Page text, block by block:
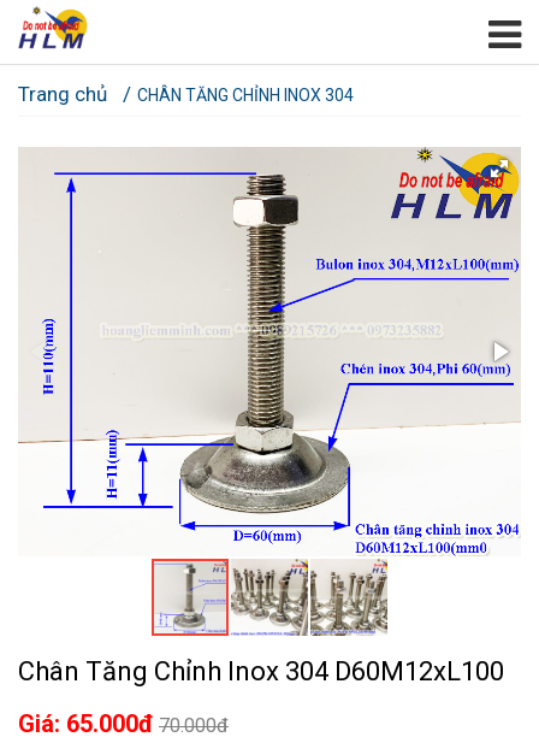
Trang chủ CHÂN TĂNG CHỈNH INOX 304
Chân Tăng Chỉnh Inox 304 D60M12xL100
Giá: 65.000đ 70.000đ